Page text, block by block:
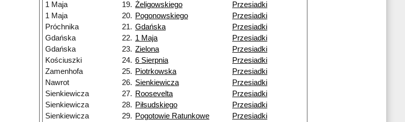
1 Maja
19. Żeligowskiego
Przesiadki
1 Maja
20. Pogonowskiego
Przesiadki
Próchnika
21. Gdańska
Przesiadki
Gdańska
22. 1 Maja
Przesiadki
Gdańska
23. Zielona
Przesiadki
Kościuszki
24. 6 Sierpnia
Przesiadki
Zamenhofa
25. Piotrkowska
Przesiadki
Nawrot
26. Sienkiewicza
Przesiadki
Sienkiewicza
27. Roosevelta
Przesiadki
Sienkiewicza
28. Piłsudskiego
Przesiadki
Sienkiewicza
29. Pogotowie Ratunkowe
Przesiadki